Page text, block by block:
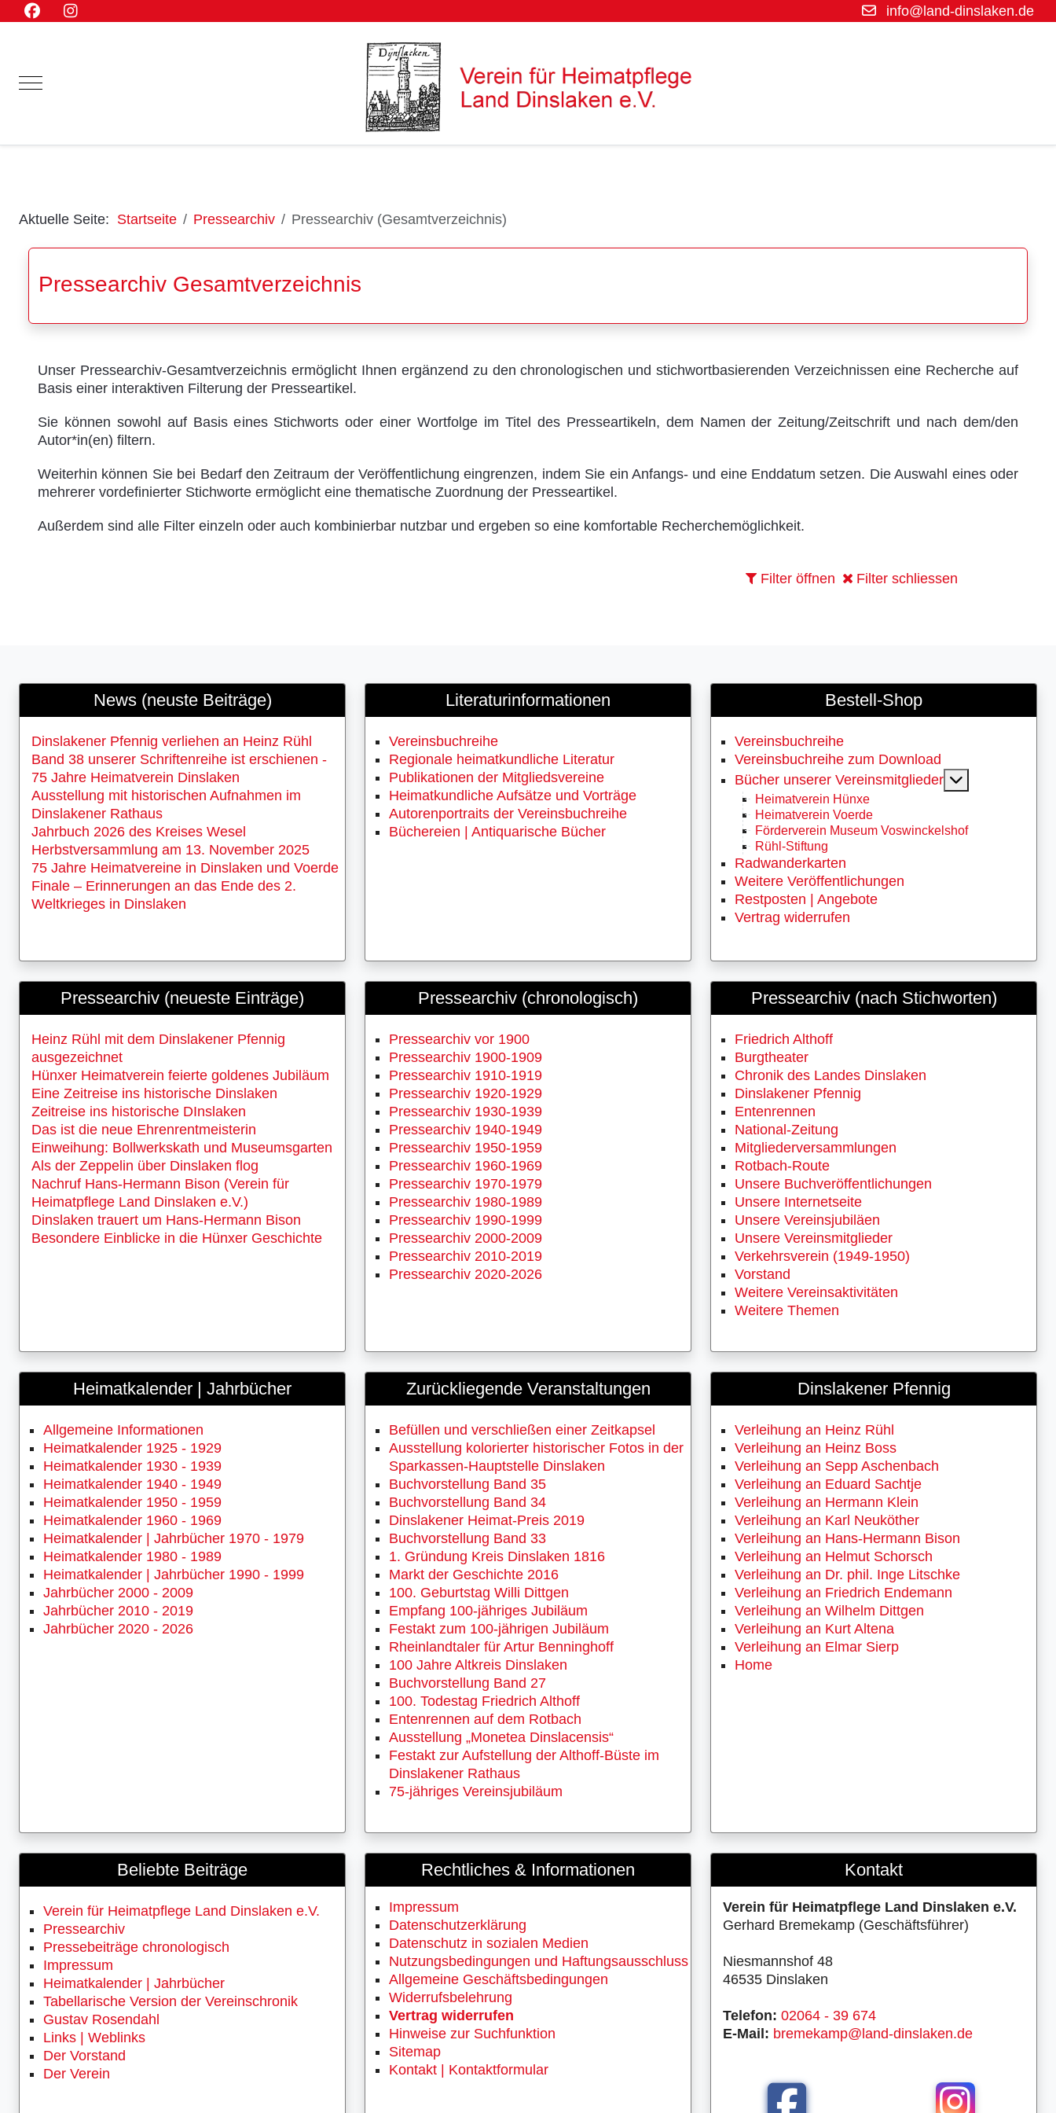
info@land-dinslaken.de
Mobile Menu Toggle
Aktuelle Seite: Startseite Pressearchiv Pressearchiv (Gesamtverzeichnis)
Pressearchiv Gesamtverzeichnis
Unser Pressearchiv-Gesamtverzeichnis ermöglicht Ihnen ergänzend zu den chronologischen und stichwortbasierenden Verzeichnissen eine Recherche auf
Basis einer interaktiven Filterung der Presseartikel.
Sie können sowohl auf Basis eines Stichworts oder einer Wortfolge im Titel des Presseartikeln, dem Namen der Zeitung/Zeitschrift und nach dem/den
Autor*in(en) filtern.
Weiterhin können Sie bei Bedarf den Zeitraum der Veröffentlichung eingrenzen, indem Sie ein Anfangs- und eine Enddatum setzen. Die Auswahl eines oder
mehrerer vordefinierter Stichworte ermöglicht eine thematische Zuordnung der Presseartikel.
Außerdem sind alle Filter einzeln oder auch kombinierbar nutzbar und ergeben so eine komfortable Recherchemöglichkeit.
Filter öffnen Filter schliessen
News (neuste Beiträge)
Dinslakener Pfennig verliehen an Heinz Rühl
Band 38 unserer Schriftenreihe ist erschienen -
75 Jahre Heimatverein Dinslaken
Ausstellung mit historischen Aufnahmen im
Dinslakener Rathaus
Jahrbuch 2026 des Kreises Wesel
Herbstversammlung am 13. November 2025
75 Jahre Heimatvereine in Dinslaken und Voerde
Finale – Erinnerungen an das Ende des 2.
Weltkrieges in Dinslaken
Literaturinformationen
Vereinsbuchreihe
Regionale heimatkundliche Literatur
Publikationen der Mitgliedsvereine
Heimatkundliche Aufsätze und Vorträge
Autorenportraits der Vereinsbuchreihe
Büchereien | Antiquarische Bücher
Bestell-Shop
Vereinsbuchreihe
Vereinsbuchreihe zum Download
Bücher unserer Vereinsmitglieder
Heimatverein Hünxe
Heimatverein Voerde
Förderverein Museum Voswinckelshof
Rühl-Stiftung
Radwanderkarten
Weitere Veröffentlichungen
Restposten | Angebote
Vertrag widerrufen
Pressearchiv (neueste Einträge)
Heinz Rühl mit dem Dinslakener Pfennig
ausgezeichnet
Hünxer Heimatverein feierte goldenes Jubiläum
Eine Zeitreise ins historische Dinslaken
Zeitreise ins historische DInslaken
Das ist die neue Ehrenrentmeisterin
Einweihung: Bollwerkskath und Museumsgarten
Als der Zeppelin über Dinslaken flog
Nachruf Hans-Hermann Bison (Verein für
Heimatpflege Land Dinslaken e.V.)
Dinslaken trauert um Hans-Hermann Bison
Besondere Einblicke in die Hünxer Geschichte
Pressearchiv (chronologisch)
Pressearchiv vor 1900
Pressearchiv 1900-1909
Pressearchiv 1910-1919
Pressearchiv 1920-1929
Pressearchiv 1930-1939
Pressearchiv 1940-1949
Pressearchiv 1950-1959
Pressearchiv 1960-1969
Pressearchiv 1970-1979
Pressearchiv 1980-1989
Pressearchiv 1990-1999
Pressearchiv 2000-2009
Pressearchiv 2010-2019
Pressearchiv 2020-2026
Pressearchiv (nach Stichworten)
Friedrich Althoff
Burgtheater
Chronik des Landes Dinslaken
Dinslakener Pfennig
Entenrennen
National-Zeitung
Mitgliederversammlungen
Rotbach-Route
Unsere Buchveröffentlichungen
Unsere Internetseite
Unsere Vereinsjubiläen
Unsere Vereinsmitglieder
Verkehrsverein (1949-1950)
Vorstand
Weitere Vereinsaktivitäten
Weitere Themen
Heimatkalender | Jahrbücher
Allgemeine Informationen
Heimatkalender 1925 - 1929
Heimatkalender 1930 - 1939
Heimatkalender 1940 - 1949
Heimatkalender 1950 - 1959
Heimatkalender 1960 - 1969
Heimatkalender | Jahrbücher 1970 - 1979
Heimatkalender 1980 - 1989
Heimatkalender | Jahrbücher 1990 - 1999
Jahrbücher 2000 - 2009
Jahrbücher 2010 - 2019
Jahrbücher 2020 - 2026
Zurückliegende Veranstaltungen
Befüllen und verschließen einer Zeitkapsel
Ausstellung kolorierter historischer Fotos in der
Sparkassen-Hauptstelle Dinslaken
Buchvorstellung Band 35
Buchvorstellung Band 34
Dinslakener Heimat-Preis 2019
Buchvorstellung Band 33
1. Gründung Kreis Dinslaken 1816
Markt der Geschichte 2016
100. Geburtstag Willi Dittgen
Empfang 100-jähriges Jubiläum
Festakt zum 100-jährigen Jubiläum
Rheinlandtaler für Artur Benninghoff
100 Jahre Altkreis Dinslaken
Buchvorstellung Band 27
100. Todestag Friedrich Althoff
Entenrennen auf dem Rotbach
Ausstellung „Monetea Dinslacensis“
Festakt zur Aufstellung der Althoff-Büste im
Dinslakener Rathaus
75-jähriges Vereinsjubiläum
Dinslakener Pfennig
Verleihung an Heinz Rühl
Verleihung an Heinz Boss
Verleihung an Sepp Aschenbach
Verleihung an Eduard Sachtje
Verleihung an Hermann Klein
Verleihung an Karl Neuköther
Verleihung an Hans-Hermann Bison
Verleihung an Helmut Schorsch
Verleihung an Dr. phil. Inge Litschke
Verleihung an Friedrich Endemann
Verleihung an Wilhelm Dittgen
Verleihung an Kurt Altena
Verleihung an Elmar Sierp
Home
Beliebte Beiträge
Verein für Heimatpflege Land Dinslaken e.V.
Pressearchiv
Pressebeiträge chronologisch
Impressum
Heimatkalender | Jahrbücher
Tabellarische Version der Vereinschronik
Gustav Rosendahl
Links | Weblinks
Der Vorstand
Der Verein
Rechtliches & Informationen
Impressum
Datenschutzerklärung
Datenschutz in sozialen Medien
Nutzungsbedingungen und Haftungsausschluss
Allgemeine Geschäftsbedingungen
Widerrufsbelehrung
Vertrag widerrufen
Hinweise zur Suchfunktion
Sitemap
Kontakt | Kontaktformular
Kontakt
Verein für Heimatpflege Land Dinslaken e.V.
Gerhard Bremekamp (Geschäftsführer)
Niesmannshof 48
46535 Dinslaken
Telefon: 02064 - 39 674
E-Mail: bremekamp@land-dinslaken.de